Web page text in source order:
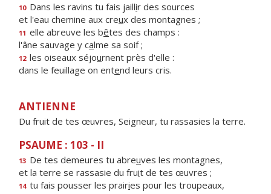
10 Dans les ravins tu fais jaillir des sources
et l'eau chemine aux creux des montagnes ;
11 elle abreuve les bêtes des champs :
l'âne sauvage y calme sa soif ;
12 les oiseaux séjournent près d'elle :
dans le feuillage on entend leurs cris.
ANTIENNE
Du fruit de tes œuvres, Seigneur, tu rassasies la terre.
PSAUME : 103 - II
13 De tes demeures tu abreuves les montagnes,
et la terre se rassasie du fruit de tes œuvres ;
14 tu fais pousser les prairies pour les troupeaux,